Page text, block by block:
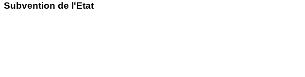
Subvention de l'Etat